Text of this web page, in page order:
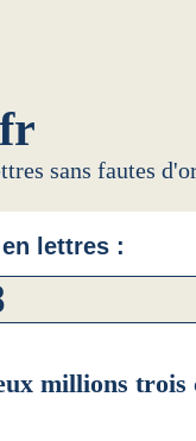
sans fautes
lettres :
trois